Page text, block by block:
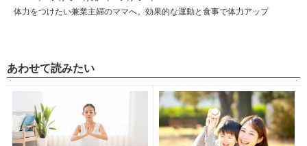
体力をつけたい兼業主婦のママへ。効果的な運動と食事で体力アップ
あわせて読みたい